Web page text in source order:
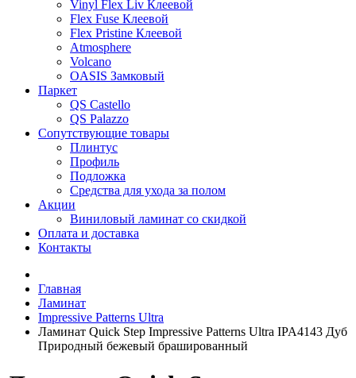
Vinyl Flex Liv Клеевой
Flex Fuse Клеевой
Flex Pristine Клеевой
Atmosphere
Volcano
OASIS Замковый
Паркет
QS Castello
QS Palazzo
Сопутствующие товары
Плинтус
Профиль
Подложка
Средства для ухода за полом
Акции
Виниловый ламинат со скидкой
Оплата и доставка
Контакты
Главная
Ламинат
Impressive Patterns Ultra
Ламинат Quick Step Impressive Patterns Ultra IPA4143 Дуб
Природный бежевый брашированный